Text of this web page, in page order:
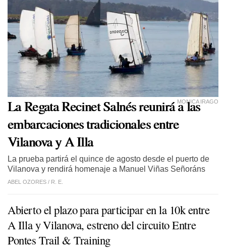
MONICA IRAGO
La Regata Recinet Salnés reunirá a las
embarcaciones tradicionales entre
Vilanova y A Illa
La prueba partirá el quince de agosto desde el puerto de
Vilanova y rendirá homenaje a Manuel Viñas Señoráns
ABEL OZORES / R. E.
Abierto el plazo para participar en la 10k entre
A Illa y Vilanova, estreno del circuito Entre
Pontes Trail & Training